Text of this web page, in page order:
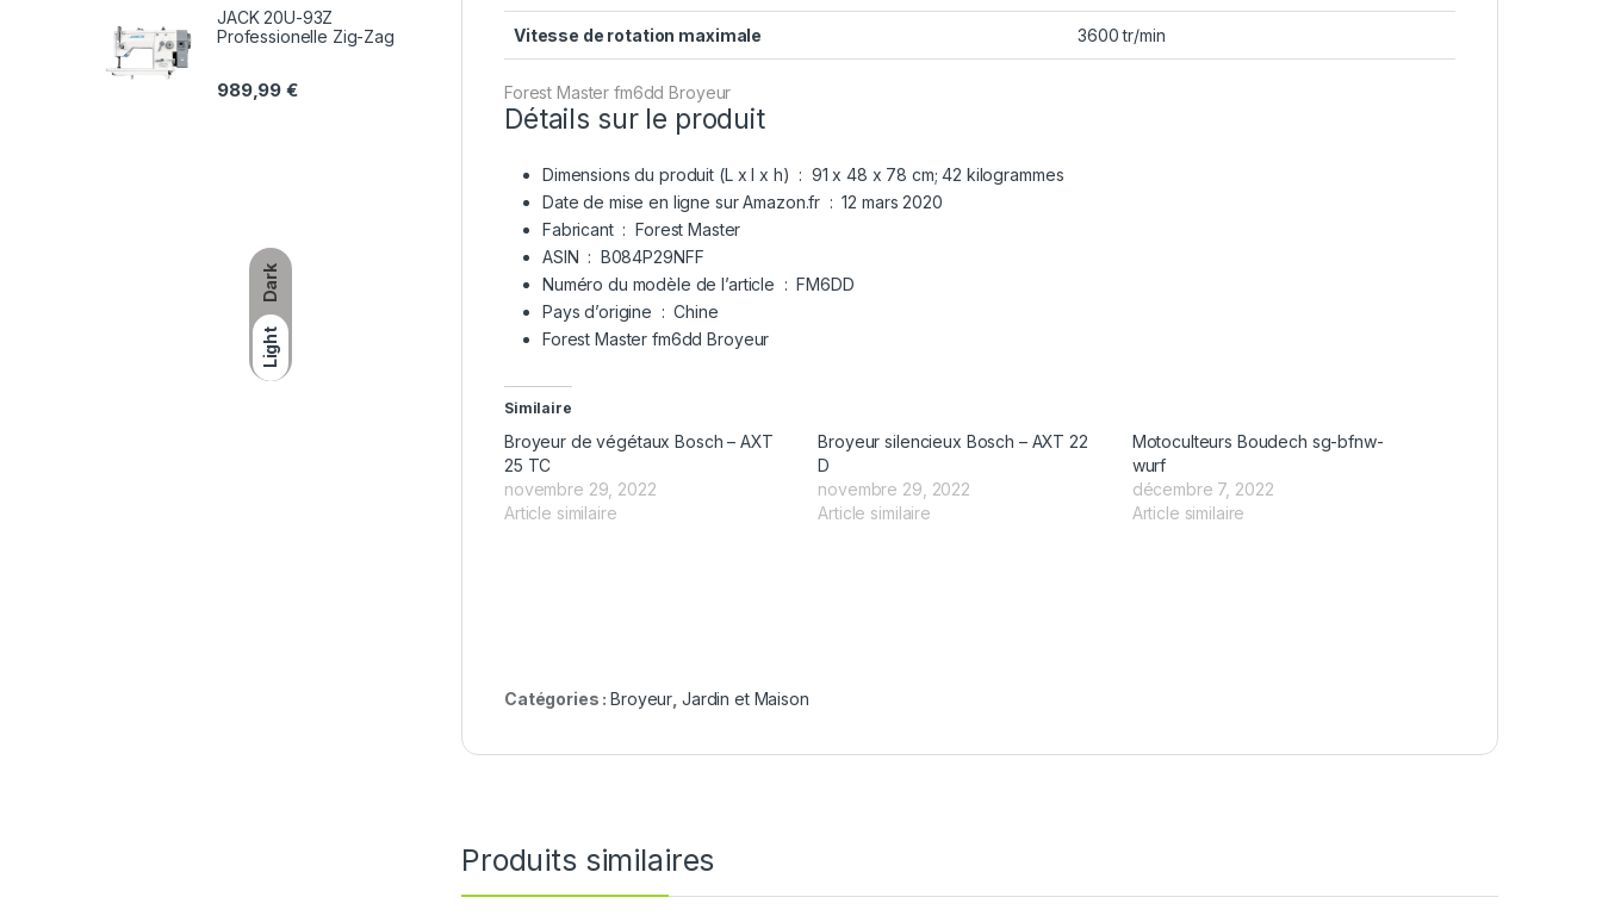
Dark
Light
Vitesse de rotation maximale 3600 tr/min
Forest Master fm6dd Broyeur
Détails sur le produit
Dimensions du produit (L x l x h) ‏ : ‎ 91 x 48 x 78 cm; 42 kilogrammes
Date de mise en ligne sur Amazon.fr ‏ : ‎12 mars 2020
Fabricant ‏ : ‎Forest Master
ASIN ‏ : ‎ B084P29NFF
Numéro du modèle de l’article ‏ : ‎FM6DD
Pays d’origine ‏ : ‎Chine
Forest Master fm6dd Broyeur
Similaire
Broyeur de végétaux Bosch – AXT
25 TC
novembre 29, 2022
Article similaire
Broyeur silencieux Bosch – AXT 22
D
novembre 29, 2022
Article similaire
Motoculteurs Boudech sg-bfnw-
wurf
décembre 7, 2022
Article similaire
Catégories :Broyeur Jardin et Maison
Produits similaires
JACK 20U-93Z
Professionelle Zig-Zag
989,99€